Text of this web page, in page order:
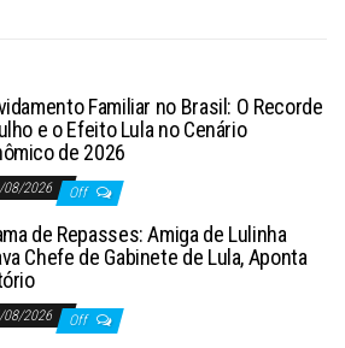
Familiar no Brasil: O Recorde
e o Efeito Lula no Cenário
de 2026
08/2026 Off
de Repasses: Amiga de Lulinha
Chefe de Gabinete de Lula, Aponta
08/2026 Off